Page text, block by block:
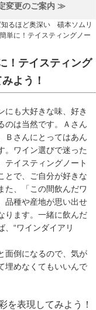
変更のご案内 ≫
知るほど奥深い 磧本ソムリ
単に！テイスティングノー
！テイスティング
よう！
にも大好きな味、好き
のは当然です。Ａさん
Ｂさんにとってはあん
。ワイン選びで迷った
テイスティングノート
とで、ご自分が好きな
た、「この間飲んだワ
品種や産地が思い出せ
ります。一緒に飲んだ
、“ワインダイアリ
面倒になるので、気が
埋めなくてもいいんで
表現してみよう！